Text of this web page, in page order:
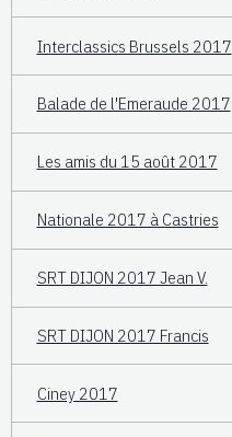
Interclassics Brussels 2017
Balade de l'Emeraude 2017
Les amis du 15 août 2017
Nationale 2017 à Castries
SRT DIJON 2017 Jean V.
SRT DIJON 2017 Francis
Ciney 2017